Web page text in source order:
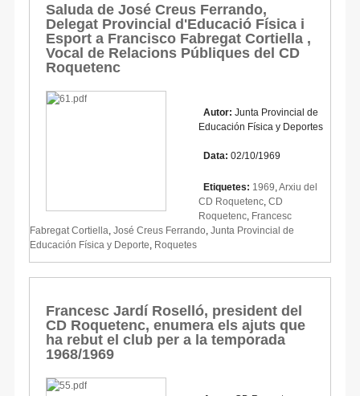
Saluda de José Creus Ferrando,
Delegat Provincial d'Educació Física i
Esport a Francisco Fabregat Cortiella ,
Vocal de Relacions Públiques del CD
Roquetenc
Autor: Junta Provincial de
Educación Física y Deportes
Data: 02/10/1969
Etiquetes: 1969 Arxiu del
CD Roquetenc CD
Roquetenc Francesc
Fabregat Cortiella José Creus Ferrando Junta Provincial de
Educación Física y Deporte Roquetes
Francesc Jardí Roselló, president del
CD Roquetenc, enumera els ajuts que
ha rebut el club per a la temporada
1968/1969